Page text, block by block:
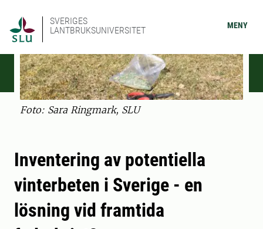
SVERIGES
LANTBRUKSUNIVERSITET
MENY
Foto: Sara Ringmark, SLU
Inventering av potentiella
vinterbeten i Sverige - en
lösning vid framtida